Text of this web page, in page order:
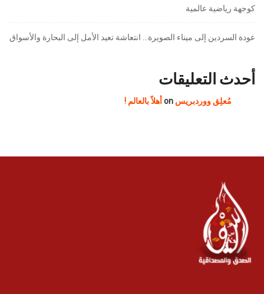
كوجهة رياضية عالمية
عودة السردين إلى ميناء الصويرة… انتعاشة تعيد الأمل إلى البحارة والأسواق
أحدث التعليقات
مُعلِق ووردبريس أهلاً بالعالم !